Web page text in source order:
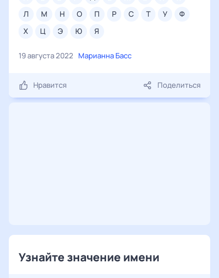
л
м н о п р с т у
ф
х
ц э ю я
19 августа 2022 Марианна Басс
Нравится Поделиться
Узнайте значение имени